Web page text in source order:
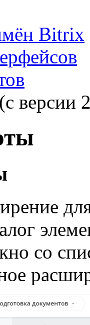
Bitrix
версии
со